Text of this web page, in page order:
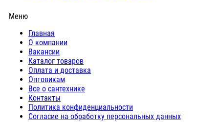
Меню
Главная
О компании
Вакансии
Каталог товаров
Оплата и доставка
Оптовикам
Все о сантехнике
Контакты
Политика конфиденциальности
Согласие на обработку персональных данных